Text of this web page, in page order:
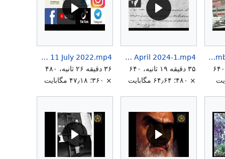
Farzaneh Kheradmand National Revolution Continues 25 December 2022-1.mp4
۲۰ دقیقه ۲۳ ثانیه، ۶۴۰
Farzaneh Kheradmand Terrorism Chap 2 April 2024-1.mp4
۳۵ دقیقه ۱۹ ثانیه، ۶۴۰
× ۴۸۰؛ ۶۴٫۶۴ مگابایت
FarzanehKheradmand Hokumat Sepah Pasdaran 11 July 2022.mp4
۳۶ دقیقه ۲۶ ثانیه، ۴۸۰
× ۳۶۰؛ ۴۷٫۱۸ مگابایت